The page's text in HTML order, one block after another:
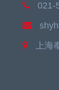
021-
上海